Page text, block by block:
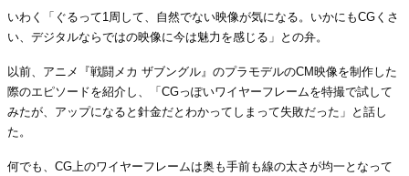
いわく「ぐるって1周して、自然でない映像が気になる。いかにもCGくさ
い、デジタルならではの映像に今は魅力を感じる」との弁。
以前、アニメ『戦闘メカ ザブングル』のプラモデルのCM映像を制作した
際のエピソードを紹介し、「CGっぽいワイヤーフレームを特撮で試して
みたが、アップになると針金だとわかってしまって失敗だった」と話し
た。
何でも、CG上のワイヤーフレームは奥も手前も線の太さが均一となって